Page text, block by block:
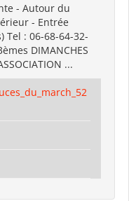
- Autour du
- Entrée
Tel : 06-68-64-32-
DIMANCHES
...